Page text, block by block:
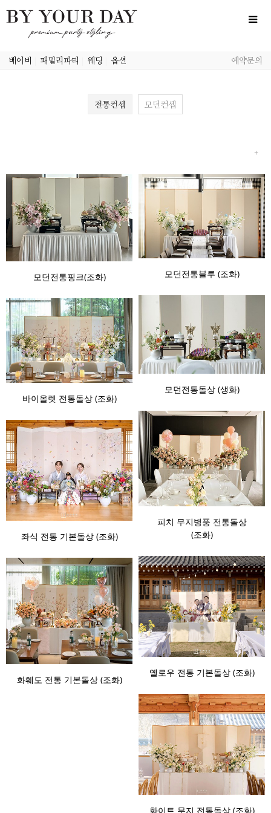
베이비 패밀리파티 웨딩 옵션 예약문의
전통컨셉 모던컨셉
모던전통핑크(조화) 모던전통블루 (조화)
모던전통돌상 (생화)
바이올렛 전통돌상 (조화)
피치 무지병풍 전통돌상
(조화)
좌식 전통 기본돌상 (조화)
옐로우 전통 기본돌상 (조화)
화훼도 전통 기본돌상 (조화)
화이트 무지 전통돌상 (조화)